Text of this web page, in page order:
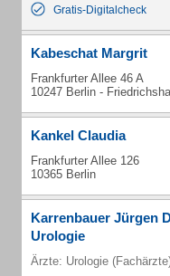
Gratis-Digitalcheck
Kabeschat Margrit
Frankfurter Allee 46 A
10247 Berlin -
Kankel Claudia
Frankfurter Allee 126
10365 Berlin
Karrenbauer Jürgen
Urologie
Ärzte: Urologie